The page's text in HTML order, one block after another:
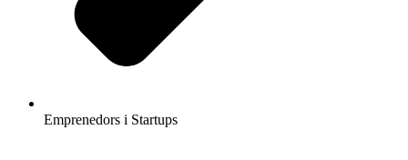
Emprenedors i Startups